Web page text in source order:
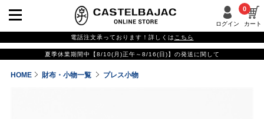
ログイン カート
0
電話注文承っております！詳しくは こちら
夏季休業期間中【8/10(月)正午～8/16(日)】の発送に関して
HOME 財布・小物一覧 プレス小物